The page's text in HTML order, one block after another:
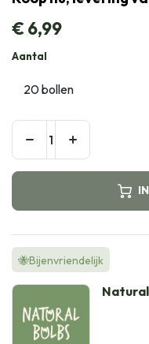
€6,99
Aantal
🐝Bijenvriendelijk
Natural